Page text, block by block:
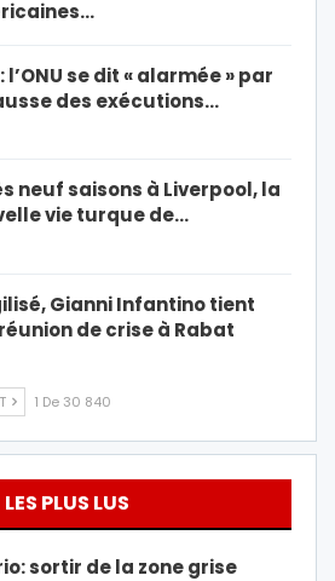
l’ONU se dit « alarmée » par
des exécutions…
neuf saisons à Liverpool, la
vie turque de…
Gianni Infantino tient
de crise à Rabat
1 De 30 840
LES PLUS LUS
sortir de la zone grise